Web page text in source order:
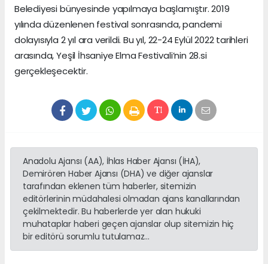
Belediyesi bünyesinde yapılmaya başlamıştır. 2019
yılında düzenlenen festival sonrasında, pandemi
dolayısıyla 2 yıl ara verildi. Bu yıl, 22-24 Eylül 2022 tarihleri
arasında, Yeşil İhsaniye Elma Festivali’nin 28.si
gerçekleşecektir.
Anadolu Ajansı (AA), İhlas Haber Ajansı (İHA),
Demirören Haber Ajansı (DHA) ve diğer ajanslar
tarafından eklenen tüm haberler, sitemizin
editörlerinin müdahalesi olmadan ajans kanallarından
çekilmektedir. Bu haberlerde yer alan hukuki
muhataplar haberi geçen ajanslar olup sitemizin hiç
bir editörü sorumlu tutulamaz...